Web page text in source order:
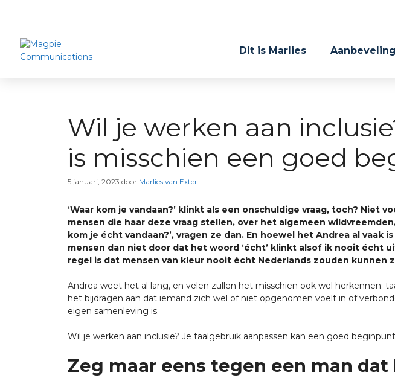
Dit is Marlies
Wil je werken aan
is misschien een goed
5 januari, 2023 door Marlies van Exter
‘Waar kom je vandaan?’ klinkt als een onschuldige vraag, toch? Niet
mensen die haar deze vraag stellen, over het algemeen
kom je écht vandaan?’, vragen ze dan. En hoewel het Andrea al
mensen dan niet door dat het woord ‘écht’ klinkt alsof ik nooit écht
regel is dat mensen van kleur nooit écht Nederlands zouden
Andrea weet het al lang, en velen zullen het misschien ook wel herkennen:
het bijdragen aan dat iemand zich wel of niet opgenomen voelt in of
eigen samenleving is.
Wil je werken aan inclusie? Je taalgebruik aanpassen kan een goed
Zeg maar eens tegen een man